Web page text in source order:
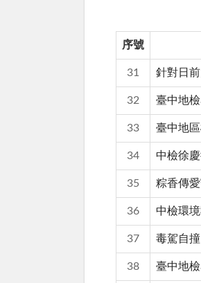
序號
31 針對日
32 臺中地
33 臺中地
34 中檢徐
35 粽香傳
36 中檢環
37 毒駕自
38 臺中地